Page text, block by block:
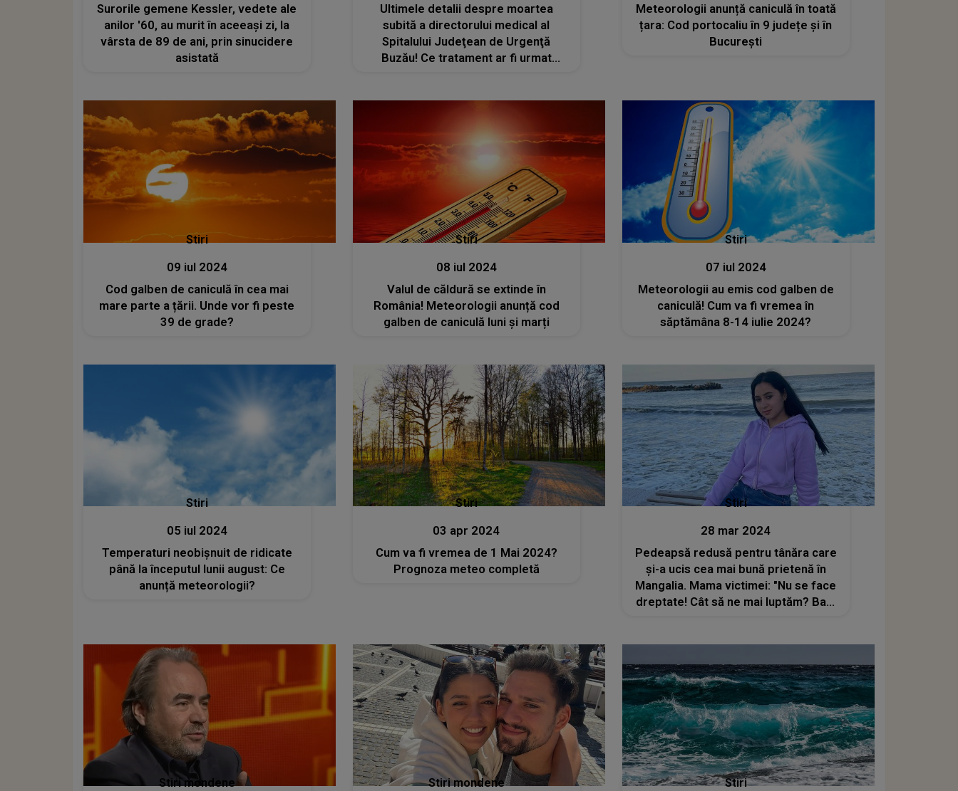
Surorile gemene Kessler, vedete ale
anilor '60, au murit în aceeaşi zi, la
vârsta de 89 de ani, prin sinucidere
asistată
Ultimele detalii despre moartea
subită a directorului medical al
Spitalului Judeţean de Urgenţă
Buzău! Ce tratament ar fi urmat
Meteorologii anunță caniculă în toată
țara: Cod portocaliu în 9 județe și în
București
Stiri
09 iul 2024
Cod galben de caniculă în cea mai
mare parte a țării. Unde vor fi peste
39 de grade?
Stiri
08 iul 2024
Valul de căldură se extinde în
România! Meteorologii anunță cod
galben de caniculă luni și marți
Stiri
07 iul 2024
Meteorologii au emis cod galben de
caniculă! Cum va fi vremea în
săptămâna 8-14 iulie 2024?
Stiri
05 iul 2024
Temperaturi neobișnuit de ridicate
până la începutul lunii august: Ce
anunță meteorologii?
Stiri
03 apr 2024
Cum va fi vremea de 1 Mai 2024?
Prognoza meteo completă
Stiri
28 mar 2024
Pedeapsă redusă pentru tânăra care
şi-a ucis cea mai bună prietenă în
Mangalia. Mama victimei: "Nu se face
dreptate! Cât să ne mai luptăm? Bani
Stiri mondene Stiri mondene Stiri